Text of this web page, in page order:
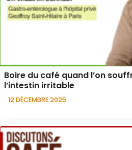
Boire du café quand l’on
l’intestin irritable
12 DÉCEMBRE 2025